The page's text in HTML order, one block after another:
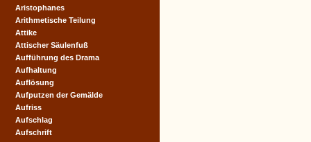
Aristophanes
Arithmetische Teilung
Attike
Attischer Säulenfuß
Aufführung des Drama
Aufhaltung
Auflösung
Aufputzen der Gemälde
Aufriss
Aufschlag
Aufschrift